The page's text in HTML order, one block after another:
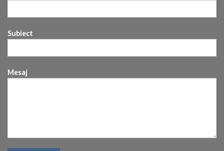
Subiect
Mesaj